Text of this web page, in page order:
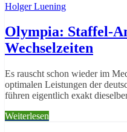
Holger Luening
Olympia: Staffel-
Wechselzeiten
Es rauscht schon wieder im
optimalen Leistungen der
führen eigentlich exakt
Weiterlesen